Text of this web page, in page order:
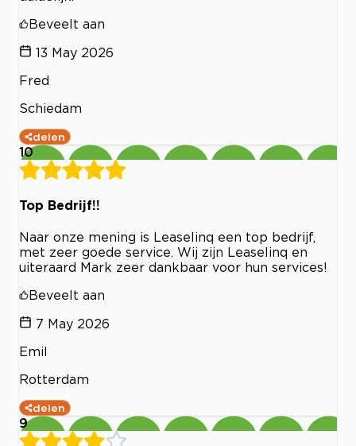
Beveelt aan
13 May 2026
Fred
Schiedam
delen
10
Top Bedrijf!!
Naar onze mening is Leaselinq een top bedrijf,
met zeer goede service. Wij zijn Leaselinq en
uiteraard Mark zeer dankbaar voor hun services!
Beveelt aan
7 May 2026
Emil
Rotterdam
delen
9